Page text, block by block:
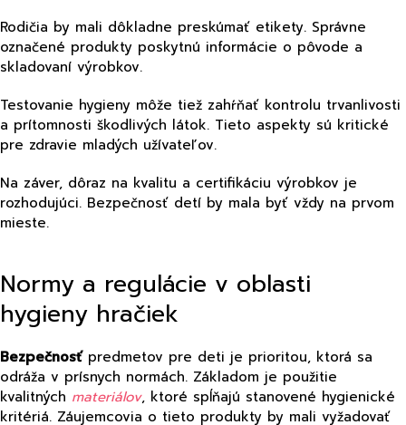
Rodičia by mali dôkladne preskúmať etikety. Správne
označené produkty poskytnú informácie o pôvode a
skladovaní výrobkov.
Testovanie hygieny môže tiež zahŕňať kontrolu trvanlivosti
a prítomnosti škodlivých látok. Tieto aspekty sú kritické
pre zdravie mladých užívateľov.
Na záver, dôraz na kvalitu a certifikáciu výrobkov je
rozhodujúci. Bezpečnosť detí by mala byť vždy na prvom
mieste.
Normy a regulácie v oblasti
hygieny hračiek
Bezpečnosťpredmetov pre deti je prioritou, ktorá sa
odráža v prísnych normách. Základom je použitie
kvalitných materiálov, ktoré spĺňajú stanovené hygienické
kritériá. Záujemcovia o tieto produkty by mali vyžadovať